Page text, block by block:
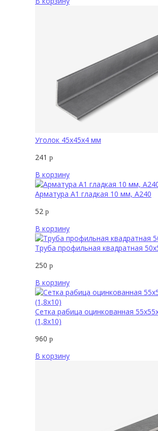
Уголок 45х45х4 мм
241 р
В корзину
Арматура А1 гладкая 10 мм, А240
52 р
В корзину
Труба профильная квадратная
250 р
В корзину
Сетка рабица оцинкованная
(1,8х10)
960 р
В корзину